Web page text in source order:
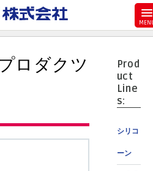
Prod
uct
Line
s:
シリコ
ーン
ロダクツ